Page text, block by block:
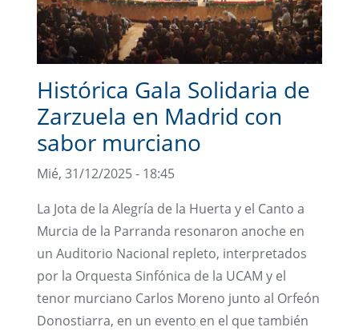
Histórica Gala Solidaria de
Zarzuela en Madrid con
sabor murciano
Mié, 31/12/2025 - 18:45
La Jota de la Alegría de la Huerta y el Canto a
Murcia de la Parranda resonaron anoche en
un Auditorio Nacional repleto, interpretados
por la Orquesta Sinfónica de la UCAM y el
tenor murciano Carlos Moreno junto al Orfeón
Donostiarra, en un evento en el que también